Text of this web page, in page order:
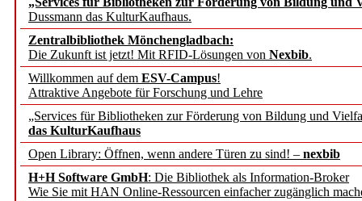
Dussmann das KulturKaufhaus.
Zentralbibliothek Mönchengladbach:
Die Zukunft ist jetzt! Mit RFID-Lösungen von Nexbib.
Willkommen auf dem ESV-Campus!
Attraktive Angebote für Forschung und Lehre
„Services für Bibliotheken zur Förderung von Bildung und
das KulturKaufhaus
Open Library: Öffnen, wenn andere Türen zu sind! – nexbib
H+H Software GmbH: Die Bibliothek als Information-Broker
Wie Sie mit HAN Online-Ressourcen einfacher zugänglich
angepasst
konstruktiv!
Mohr Siebeck
und die Zeitschrift für